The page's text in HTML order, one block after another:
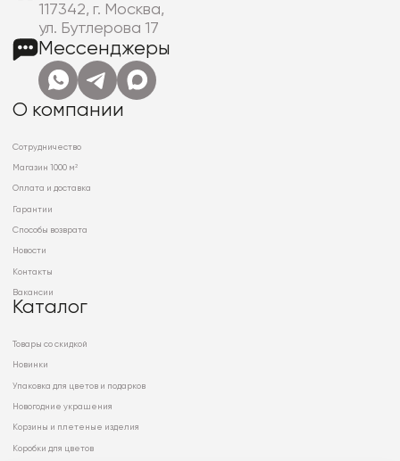
117342, г. Москва,
ул. Бутлерова 17
Мессенджеры
О компании
Сотрудничество
Магазин 1000 м²
Оплата и доставка
Гарантии
Способы возврата
Новости
Контакты
Вакансии
Каталог
Товары со скидкой
Новинки
Упаковка для цветов и подарков
Новогодние украшения
Корзины и плетеные изделия
Коробки для цветов